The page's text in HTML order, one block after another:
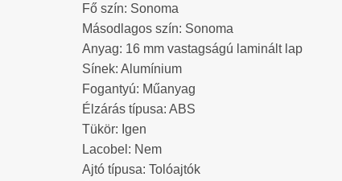
Fő szín: Sonoma
Másodlagos szín: Sonoma
Anyag: 16 mm vastagságú laminált lap
Sínek: Alumínium
Fogantyú: Műanyag
Élzárás típusa: ABS
Tükör: Igen
Lacobel: Nem
Ajtó típusa: Tolóajtók